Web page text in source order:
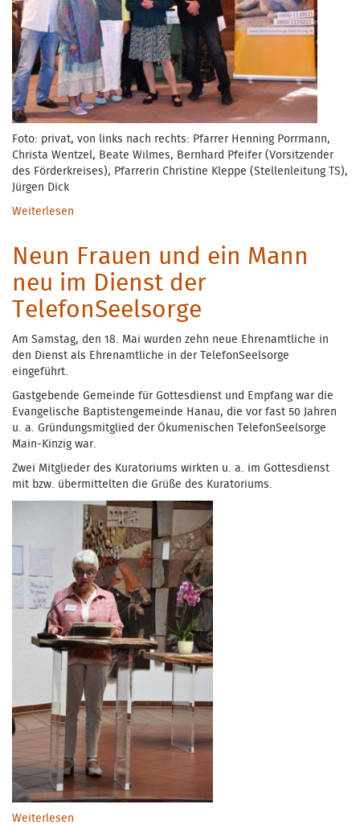
Foto: privat, von links nach rechts: Pfarrer Henning Porrmann,
Christa Wentzel, Beate Wilmes, Bernhard Pfeifer (Vorsitzender
des Förderkreises), Pfarrerin Christine Kleppe (Stellenleitung TS),
Jürgen Dick
Weiterlesen
Neun Frauen und ein Mann
neu im Dienst der
TelefonSeelsorge
Am Samstag, den 18. Mai wurden zehn neue Ehrenamtliche in
den Dienst als Ehrenamtliche in der TelefonSeelsorge
eingeführt.
Gastgebende Gemeinde für Gottesdienst und Empfang war die
Evangelische Baptistengemeinde Hanau, die vor fast 50 Jahren
u. a. Gründungsmitglied der Ökumenischen TelefonSeelsorge
Main-Kinzig war.
Zwei Mitglieder des Kuratoriums wirkten u. a. im Gottesdienst
mit bzw. übermittelten die Grüße des Kuratoriums.
Weiterlesen